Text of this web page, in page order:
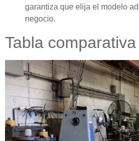
garantiza que elija el modelo
negocio.
Tabla comparativa